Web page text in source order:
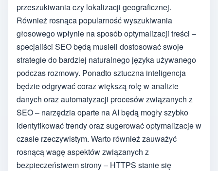
przeszukiwania czy lokalizacji geograficznej.
Również rosnąca popularność wyszukiwania
głosowego wpłynie na sposób optymalizacji treści –
specjaliści SEO będą musieli dostosować swoje
strategie do bardziej naturalnego języka używanego
podczas rozmowy. Ponadto sztuczna inteligencja
będzie odgrywać coraz większą rolę w analizie
danych oraz automatyzacji procesów związanych z
SEO – narzędzia oparte na AI będą mogły szybko
identyfikować trendy oraz sugerować optymalizacje w
czasie rzeczywistym. Warto również zauważyć
rosnącą wagę aspektów związanych z
bezpieczeństwem strony – HTTPS stanie się